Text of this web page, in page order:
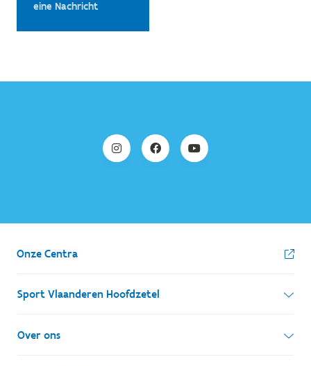
eine Nachricht
Onze Centra
Sport Vlaanderen Hoofdzetel
Simon Bolivarlaan 17
1000 Brussel
Over ons